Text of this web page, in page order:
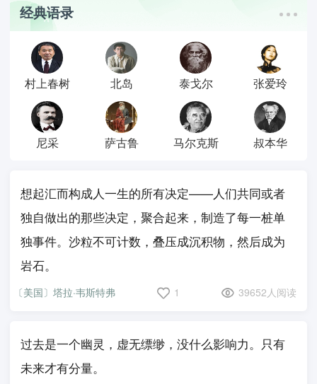
经典语录
村上春树 北岛 泰戈尔 张爱玲
尼采 萨古鲁 马尔克斯 叔本华
想起汇而构成人一生的所有决定——人们共同或者
独自做出的那些决定，聚合起来，制造了每一桩单
独事件。沙粒不可计数，叠压成沉积物，然后成为
岩石。
〔美国〕塔拉·韦斯特弗 1 39652人阅读
过去是一个幽灵，虚无缥缈，没什么影响力。只有
未来才有分量。